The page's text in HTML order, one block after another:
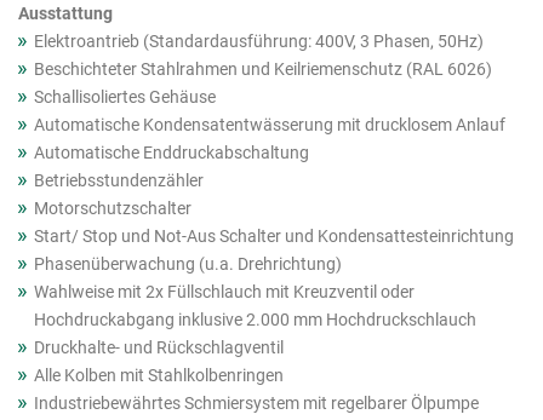
Ausstattung
Elektroantrieb (Standardausführung: 400V, 3 Phasen, 50Hz)
Beschichteter Stahlrahmen und Keilriemenschutz (RAL 6026)
Schallisoliertes Gehäuse
Automatische Kondensatentwässerung mit drucklosem Anlauf
Automatische Enddruckabschaltung
Betriebsstundenzähler
Motorschutzschalter
Start/ Stop und Not-Aus Schalter und Kondensattesteinrichtung
Phasenüberwachung (u.a. Drehrichtung)
Wahlweise mit 2x Füllschlauch mit Kreuzventil oder
Hochdruckabgang inklusive 2.000 mm Hochdruckschlauch
Druckhalte- und Rückschlagventil
Alle Kolben mit Stahlkolbenringen
Industriebewährtes Schmiersystem mit regelbarer Ölpumpe